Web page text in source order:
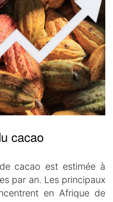
cacao
cacao est estimée à
par an. Les principaux
en Afrique de